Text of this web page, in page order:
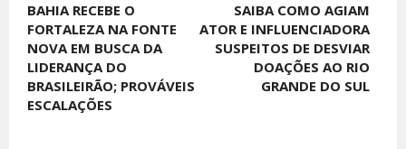
BAHIA RECEBE O
FORTALEZA NA FONTE
NOVA EM BUSCA DA
LIDERANÇA DO
BRASILEIRÃO; PROVÁVEIS
ESCALAÇÕES
SAIBA COMO AGIAM
ATOR E INFLUENCIADORA
SUSPEITOS DE DESVIAR
DOAÇÕES AO RIO
GRANDE DO SUL